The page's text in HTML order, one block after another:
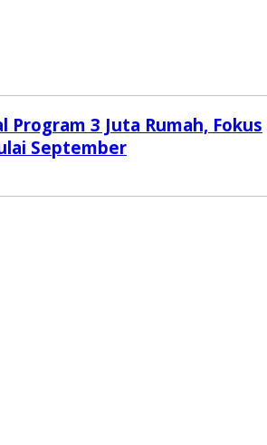
Program 3 Juta Rumah, Fokus
September